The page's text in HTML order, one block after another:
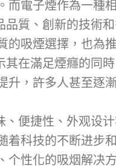
而電子煙作為一種
品質、創新的技術
的吸煙選擇，也為
其在滿足煙癮的同
升，許多人甚至逐
、便捷性、外观设
着科技的不断进步
个性化的吸烟解决